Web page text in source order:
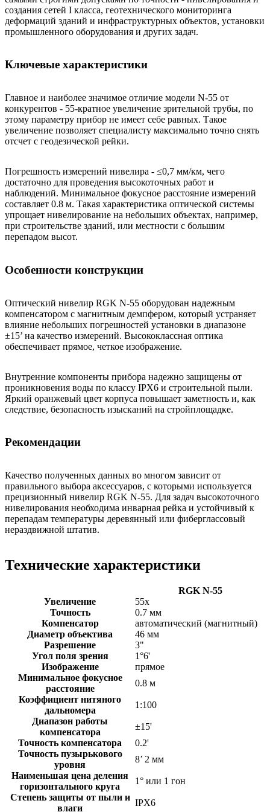
создания сетей I класса, геотехнического мониторинга
деформаций зданий и инфраструктурных объектов, установки
промышленного оборудования и других задач.
Ключевые характеристики
Главное и наиболее значимое отличие модели N-55 от
конкурентов - 55-кратное увеличение зрительной трубы, по
этому параметру прибор не имеет себе равных. Такое
увеличение позволяет специалисту максимально точно снять
отсчет с геодезической рейки.
Погрешность измерений нивелира - ≤0,7 мм/км, чего
достаточно для проведения высокоточных работ и
наблюдений. Минимальное фокусное расстояние измерений
составляет 0.8 м. Такая характеристика оптической системы
упрощает нивелирование на небольших объектах, например,
при строительстве зданий, или местности с большим
перепадом высот.
Особенности конструкции
Оптический нивелир RGK N-55 оборудован надежным
компенсатором с магнитным демпфером, который устраняет
влияние небольших погрешностей установки в диапазоне
±15’ на качество измерений. Высококлассная оптика
обеспечивает прямое, четкое изображение.
Внутренние компоненты прибора надежно защищены от
проникновения воды по классу IPX6 и строительной пыли.
Яркий оранжевый цвет корпуса повышает заметность и, как
следствие, безопасность изысканий на стройплощадке.
Рекомендации
Качество полученных данных во многом зависит от
правильного выбора аксессуаров, с которыми используется
прецизионный нивелир RGK N-55. Для задач высокоточного
нивелирования необходима инварная рейка и устойчивый к
перепадам температуры деревянный или фиберглассовый
нераздвижной штатив.
Технические характеристики
RGK N-55
Увеличение
55x
Точность
0.7 мм
Компенсатор
автоматический (магнитный)
Диаметр объектива
46 мм
Разрешение
3"
Угол поля зрения
1°6'
Изображение
прямое
Минимальное фокусное
расстояние
0.8 м
Коэффициент нитяного
дальномера
1:100
Диапазон работы
компенсатора
±15'
Точность компенсатора
0.2'
Точность пузырькового
уровня
8’ 2 мм
Наименьшая цена деления
горизонтального круга
1° или 1 гон
Степень защиты от пыли и
влаги
IPX6